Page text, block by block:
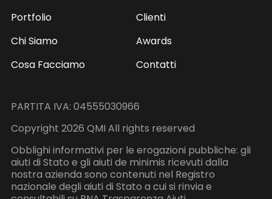
Portfolio
Chi Siamo
Cosa Facciamo
Clienti
Awards
Contatti
PARTITA IVA: 04555030966
Copyright 2026 QMI All rights reserved
Obblighi informativi per le erogazioni pubbliche: gli
aiuti di Stato e gli aiuti de minimis ricevuti dalla
nostra azienda sono contenuti nel Registro
nazionale degli aiuti di Stato a cui si rinvia e